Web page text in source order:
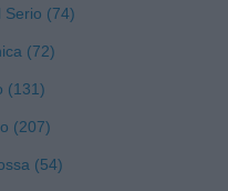
Serio (74)
(72)
(131)
(207)
(54)